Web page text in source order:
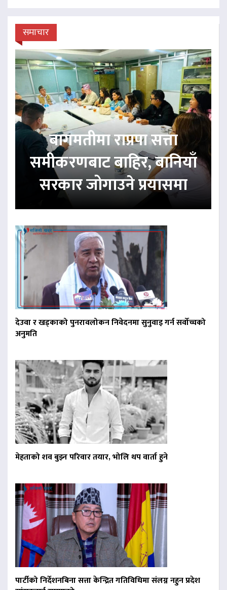
समाचार
बागमतीमा राप्रपा सत्ता
समीकरणबाट बाहिर, बानियाँ
सरकार जोगाउने प्रयासमा
देउवा र खड्काको पुनरावलोकन निवेदनमा सुनुवाइ गर्न सर्वोच्चको
अनुमति
मेहताको शव बुझ्न परिवार तयार, भोलि थप वार्ता हुने
पार्टीको निर्देशनबिना सत्ता केन्द्रित गतिविधिमा संलग्न नहुन प्रदेश